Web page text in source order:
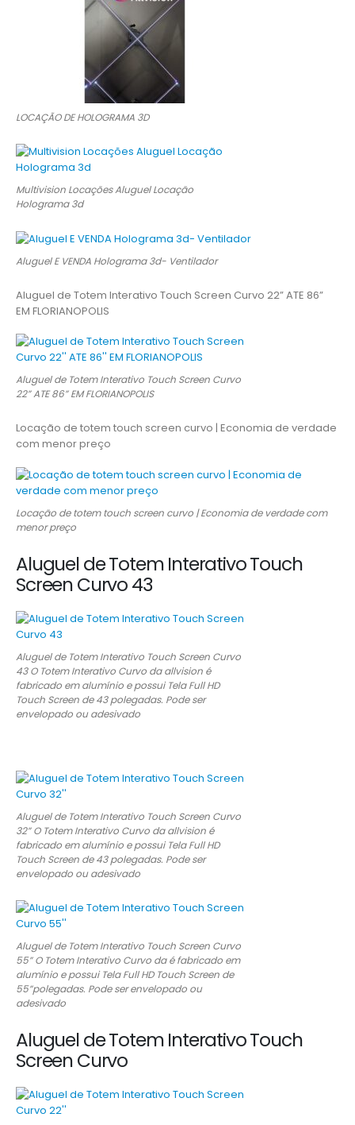
LOCAÇÃO DE HOLOGRAMA 3D
Multivision Locações Aluguel Locação
Holograma 3d
Aluguel E VENDA Holograma 3d- Ventilador
Aluguel de Totem Interativo Touch Screen Curvo 22” ATE 86”
EM FLORIANOPOLIS
Aluguel de Totem Interativo Touch Screen Curvo
22” ATE 86” EM FLORIANOPOLIS
Locação de totem touch screen curvo | Economia de verdade
com menor preço
Locação de totem touch screen curvo | Economia de verdade com
menor preço
Aluguel de Totem Interativo Touch
Screen Curvo 43
Aluguel de Totem Interativo Touch Screen Curvo
43 O Totem Interativo Curvo da allvision é
fabricado em alumínio e possui Tela Full HD
Touch Screen de 43 polegadas. Pode ser
envelopado ou adesivado
Aluguel de Totem Interativo Touch Screen Curvo
32” O Totem Interativo Curvo da allvision é
fabricado em alumínio e possui Tela Full HD
Touch Screen de 43 polegadas. Pode ser
envelopado ou adesivado
Aluguel de Totem Interativo Touch Screen Curvo
55” O Totem Interativo Curvo da é fabricado em
alumínio e possui Tela Full HD Touch Screen de
55”polegadas. Pode ser envelopado ou
adesivado
Aluguel de Totem Interativo Touch
Screen Curvo